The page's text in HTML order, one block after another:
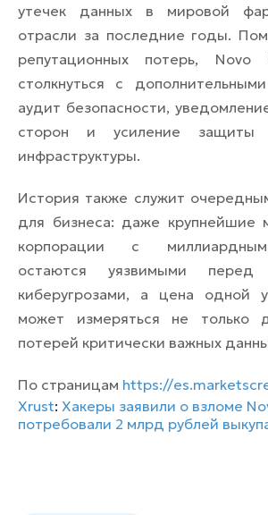
утечек данных в мировой
отрасли за последние годы.
репутационных потерь, Novo
столкнуться с
аудит безопасности,
сторон и усиление защиты
инфраструктуры.
История также служит
для бизнеса: даже крупнейшие
корпорации с
остаются уязвимыми перед
киберугрозами, а цена одной
может измеряться не только
потерей критически важных
По страницам https://
Xrust: Хакеры заявили о взломе
потребовали 2 млрд рублей